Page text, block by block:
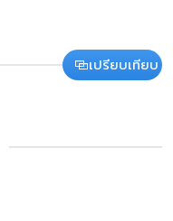
เปรียบเทียบ